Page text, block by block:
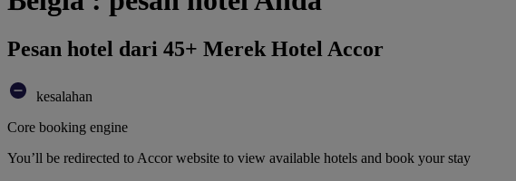
Pesan hotel dari 45+ Merek Hotel Accor
kesalahan
Core booking engine
You’ll be redirected to Accor website to view available hotels and book your stay